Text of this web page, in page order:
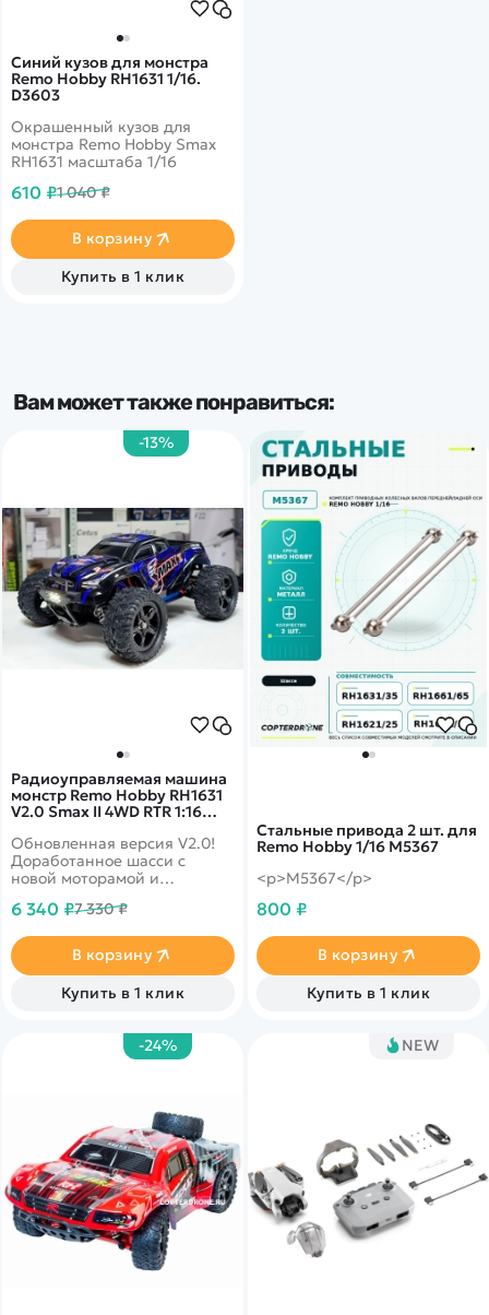
Синий кузов для монстра
Remo Hobby RH1631 1/16.
D3603
Окрашенный кузов для
монстра Remo Hobby Smax
RH1631 масштаба 1/16
610 ₽1 040 ₽
В корзину
Купить в 1 клик
Вам может также понравиться:
Стальные привода 2 шт. для
Remo Hobby 1/16 M5367
<p>M5367</p>
800 ₽
В корзину
Купить в 1 клик
-13%
Радиоуправляемая машина
монстр Remo Hobby RH1631
V2.0 Smax II 4WD RTR 1:16
Обновленная версия V2.0!
Доработанное шасси с
новой моторамой и
влагозащита - для заездов в
км/ч, полный привод 4wd,
масштаб 1:16
6 340 ₽7 330 ₽
В корзину
Купить в 1 клик
-24% NEW